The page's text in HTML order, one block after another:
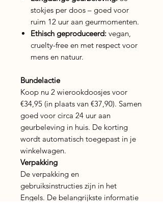
stokjes per doos – goed voor
ruim 12 uur aan geurmomenten.
Ethisch geproduceerd: vegan,
cruelty-free en met respect voor
mens en natuur.
Bundelactie
Koop nu 2 wierookdoosjes voor
€34,95 (in plaats van €37,90). Samen
goed voor circa 24 uur aan
geurbeleving in huis. De korting
wordt automatisch toegepast in je
winkelwagen.
Verpakking
De verpakking en
gebruiksinstructies zijn in het
Engels. De belangrijkste informatie